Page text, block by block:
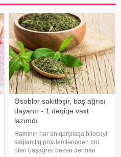
Əsəblər sakitləşir, baş ağrısı
dayanır - 1 dəqiqə vaxt
lazımdı
Hamının hər an qarşılaşa biləcəyi
sağlamlıq problemlərindən biri
olan başağrısı bəzən dərman